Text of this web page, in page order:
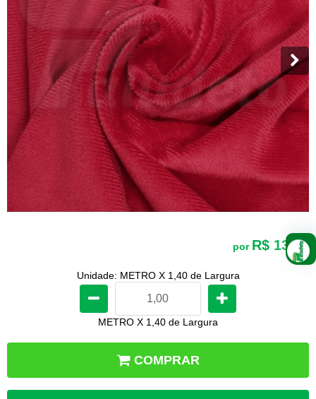
por R$ 13,90
Unidade: METRO X 1,40 de Largura
METRO X 1,40 de Largura
COMPRAR